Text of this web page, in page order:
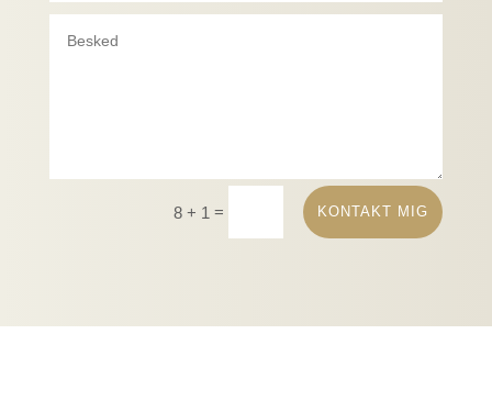
8 + 1 = KONTAKT MIG